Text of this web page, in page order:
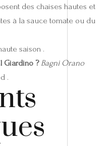
des chaises hautes et
à la sauce tomate ou du
saison .
Giardino ? Bagni Orano
.